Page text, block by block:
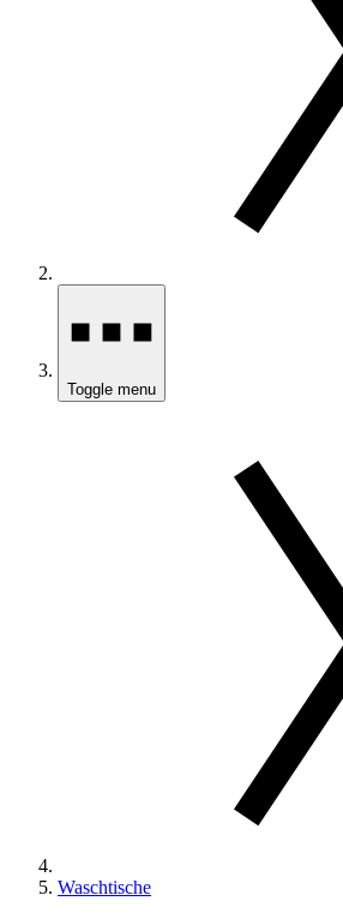
Toggle menu
Waschtische